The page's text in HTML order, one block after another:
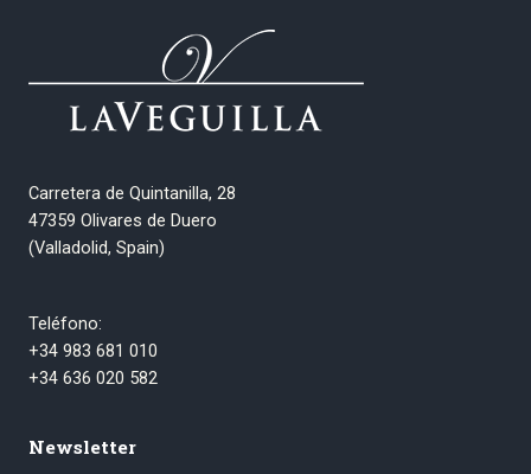
Carretera de Quintanilla, 28
47359 Olivares de Duero
(Valladolid, Spain)
Teléfono:
+34 983 681 010
+34 636 020 582
Newsletter